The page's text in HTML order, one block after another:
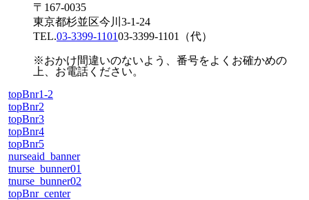
〒167-0035
東京都杉並区今川3-1-24
TEL.03-3399-110103-3399-1101 （代）
※おかけ間違いのないよう、番号をよくお確かめの
上、お電話ください。
topBnr1-2
topBnr2
topBnr3
topBnr4
topBnr5
nurseaid_banner
tnurse_bunner01
tnurse_bunner02
topBnr_center